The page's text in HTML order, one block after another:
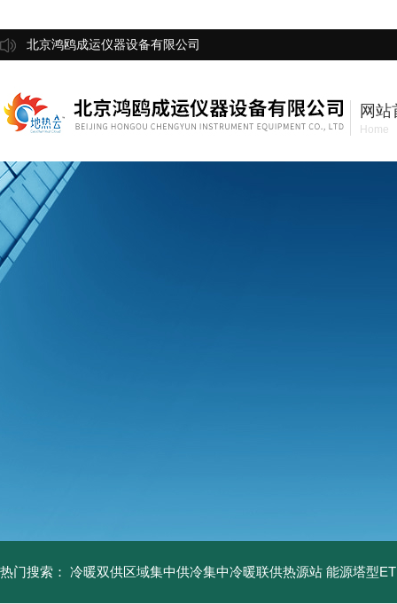
北京鸿鸥成运仪器设备有限公司
网站
Home
热门搜索： 冷暖双供区域集中供冷集中冷暖联供热源站 能源塔型